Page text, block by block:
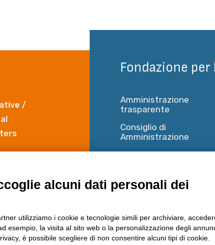
/
Fondazione per
Amministrazione
trasparente
Consiglio di
Amministrazione
Mercato e
Statuto
alcuni dati personali dei
utilizziamo i cookie e tecnologie simili per archiviare,
esempio, la visita al sito web o la personalizzazione degli
è possibile scegliere di non consentire alcuni tipi di cookie.